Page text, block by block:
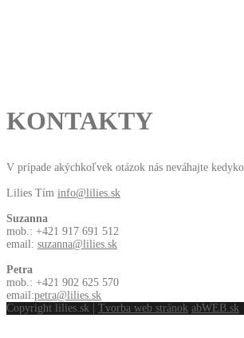
KONTAKTY
V prípade akýchkoľvek otázok nás neváhajte
Lilies Tím info@lilies.sk
Suzanna
mob.: +421 917 691 512
email: suzanna@lilies.sk
Petra
mob.: +421 902 625 570
email:petra@lilies.sk
Copyright lilies.sk | Tvorba web stránok abWEB.sk